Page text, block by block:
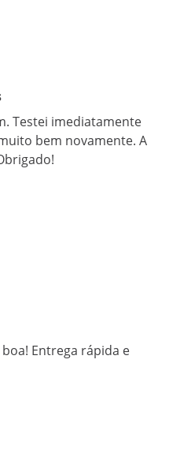
Testei imediatamente
bem novamente. A
Entrega rápida e